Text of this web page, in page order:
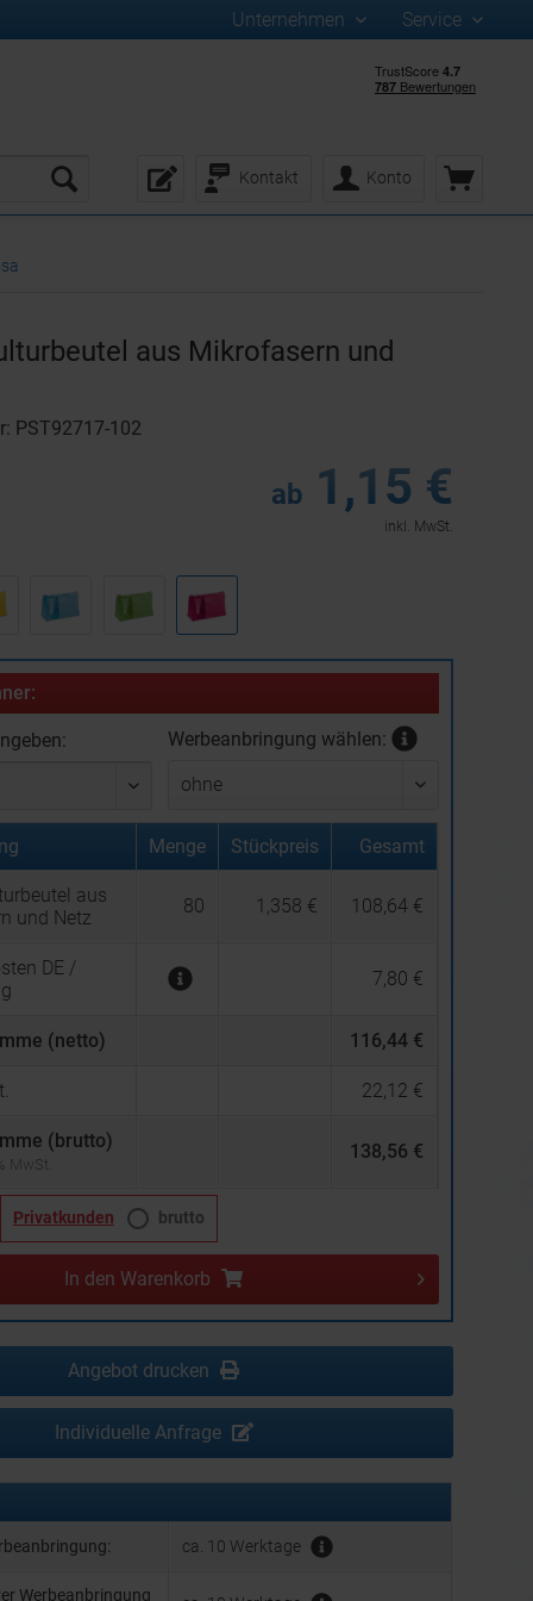
Unternehmen Service
Kontakt Konto
aus Mikrofasern und
PST92717-102
ab 1,15 €
inkl. MwSt.
Werbeanbringung wählen:
Menge Stückpreis Gesamt
aus
und Netz
80 1,358 € 108,64 €
DE /
7,80 €
(netto) 116,44 €
22,12 €
(brutto)
MwSt.
138,56 €
Privatkunden brutto
In den Warenkorb
Angebot drucken
Individuelle Anfrage
ca. 10 Werktage
Werbeanbringung